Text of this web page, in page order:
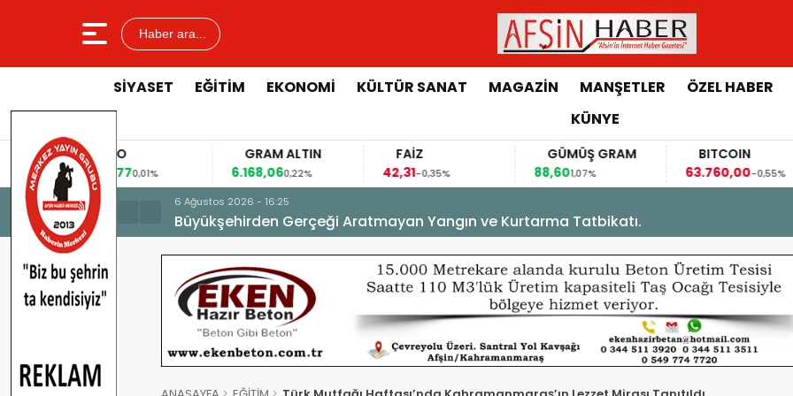
Haber ara...
SİYASET EĞİTİM EKONOMİ KÜLTÜR SANAT MAGAZİN MANŞETLER ÖZEL HABER
KÜNYE
EURO
53,84770,01%
GRAM ALTIN
6.168,060,22%
FAİZ
42,31-0,35%
GÜMÜŞ GRAM
88,601,07%
BITCOIN
63.760,00-0,55%
6 Ağustos 2026 - 16:25
Büyükşehirden Gerçeği Aratmayan Yangın ve Kurtarma Tatbikatı.